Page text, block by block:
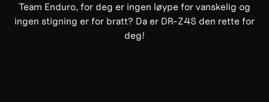
Team Enduro, for deg er ingen løype for vanskelig og
ingen stigning er for bratt? Da er DR-Z4S den rette for
deg!